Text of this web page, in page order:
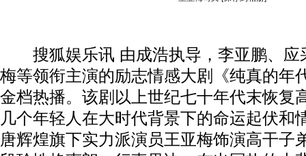
搜狐娱乐讯 由成浩执导，李亚鹏、应
梅等领衔主演的励志情感大剧《纯真的年
金档热播。该剧以上世纪七十年代末恢复
几个年轻人在大时代背景下的命运起伏和
唐辉煌旗下实力派演员王亚梅饰演高干子